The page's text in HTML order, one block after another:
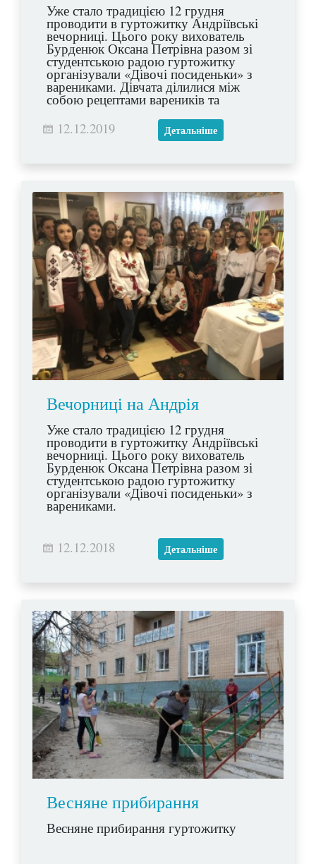
Уже стало традицією 12 грудня
проводити в гуртожитку Андріївські
вечорниці. Цього року вихователь
Бурденюк Оксана Петрівна разом зі
студентською радою гуртожитку
організували «Дівочі посиденьки» з
варениками. Дівчата ділилися між
собою рецептами вареників та
смакували їх, співали українських
пісень та заглядали у своє майбутнє,
розмовляли про найпотаємніше та
12.12.2019 Детальніше
Вечорниці на Андрія
Уже стало традицією 12 грудня
проводити в гуртожитку Андріївські
вечорниці. Цього року вихователь
Бурденюк Оксана Петрівна разом зі
студентською радою гуртожитку
організували «Дівочі посиденьки» з
варениками.
12.12.2018 Детальніше
Весняне прибирання
Весняне прибирання гуртожитку